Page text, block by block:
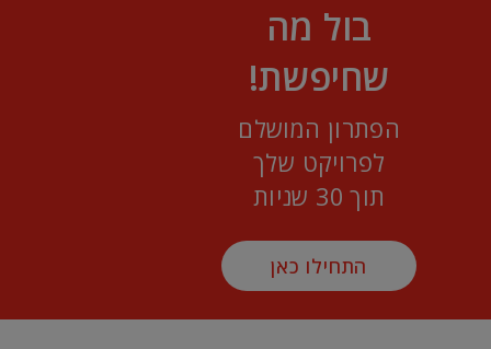
בול מה
שחיפשת!
הפתרון המושלם
לפרויקט שלך
תוך 30 שניות
התחילו כאן